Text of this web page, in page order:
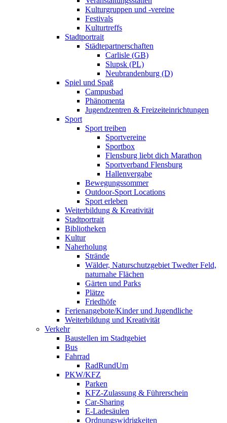
Kulturgruppen und -vereine
Festivals
Kulturtreffs
Stadtportrait
Städtepartnerschaften
Carlisle (GB)
Slupsk (PL)
Neubrandenburg (D)
Spiel und Spaß
Campusbad
Phänomenta
Jugendzentren & Freizeiteinrichtungen
Sport
Sport treiben
Sportvereine
Sportbox
Flensburg liebt dich Marathon
Sportverband Flensburg
Hallenvergabe
Bewegungssommer
Outdoor-Sport Locations
Sport erleben
Weiterbildung & Kreativität
Stadtportrait
Bibliotheken
Kultur
Naherholung
Strände
Wälder, Naturschutzgebiet Twedter Feld,
naturnahe Flächen
Gärten und Parks
Plätze
Friedhöfe
Ferienangebote/Kinder und Jugendliche
Weiterbildung und Kreativität
Verkehr
Baustellen im Stadtgebiet
Bus
Fahrrad
RadRundUm
PKW/KFZ
Parken
KFZ-Zulassung & Führerschein
Car-Sharing
E-Ladesäulen
Ordnungswidrigkeiten